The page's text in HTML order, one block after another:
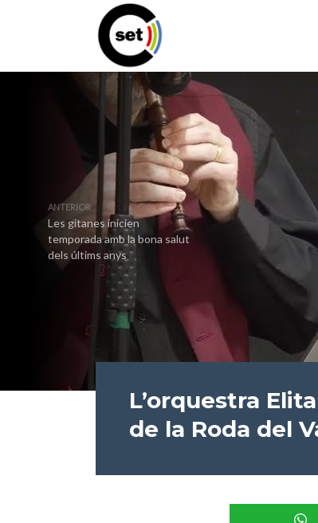
ANTERIOR
Les gitanes inicien
temporada amb la bona salut
dels últims anys
L’orquestra
de la Roda del